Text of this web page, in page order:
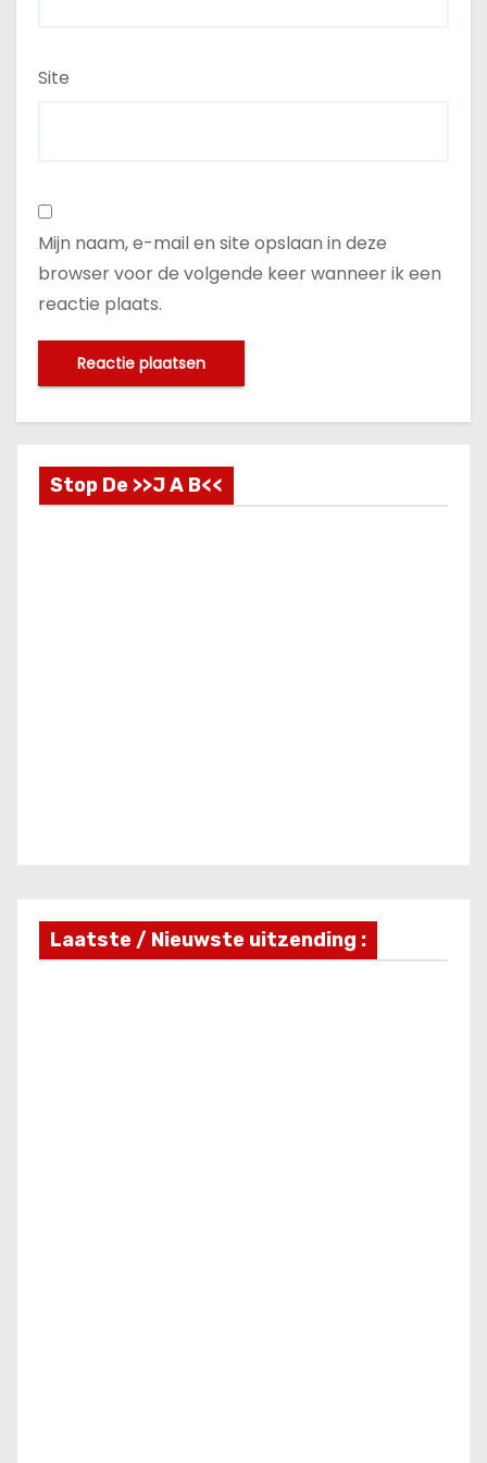
Site
Mijn naam, e-mail en site opslaan in deze
browser voor de volgende keer wanneer ik een
reactie plaats.
Stop De >>J A B<<
Laatste / Nieuwste uitzending :